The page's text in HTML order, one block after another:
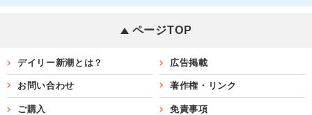
ページTOP
デイリー新潮とは？ 広告掲載
お問い合わせ 著作権・リンク
ご購入 免責事項